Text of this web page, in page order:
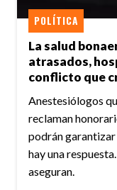
La salud
atrasados,
conflicto que
POLÍTICA
Anestesiólogos
reclaman
podrán garantizar
hay una
aseguran.